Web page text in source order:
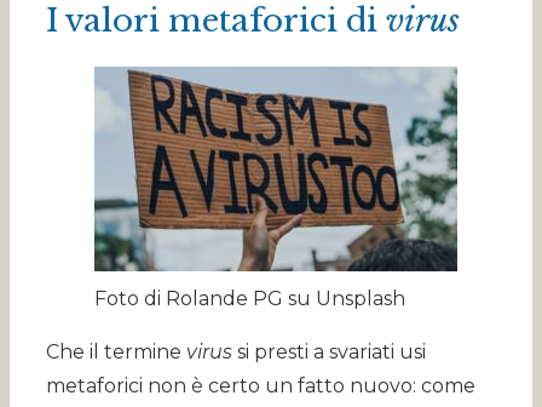
I valori metaforici di virus
Foto di Rolande PG su Unsplash
Che il termine virus si presti a svariati usi
metaforici non è certo un fatto nuovo: come